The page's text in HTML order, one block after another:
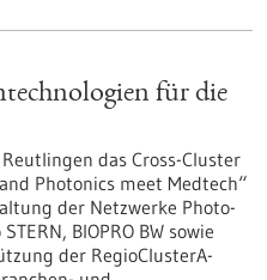
für die
das Cross-Cluster
Photonics meet Medtech“
der Netzwerke Photo­
BIOPRO BW sowie
der RegioClusterA­